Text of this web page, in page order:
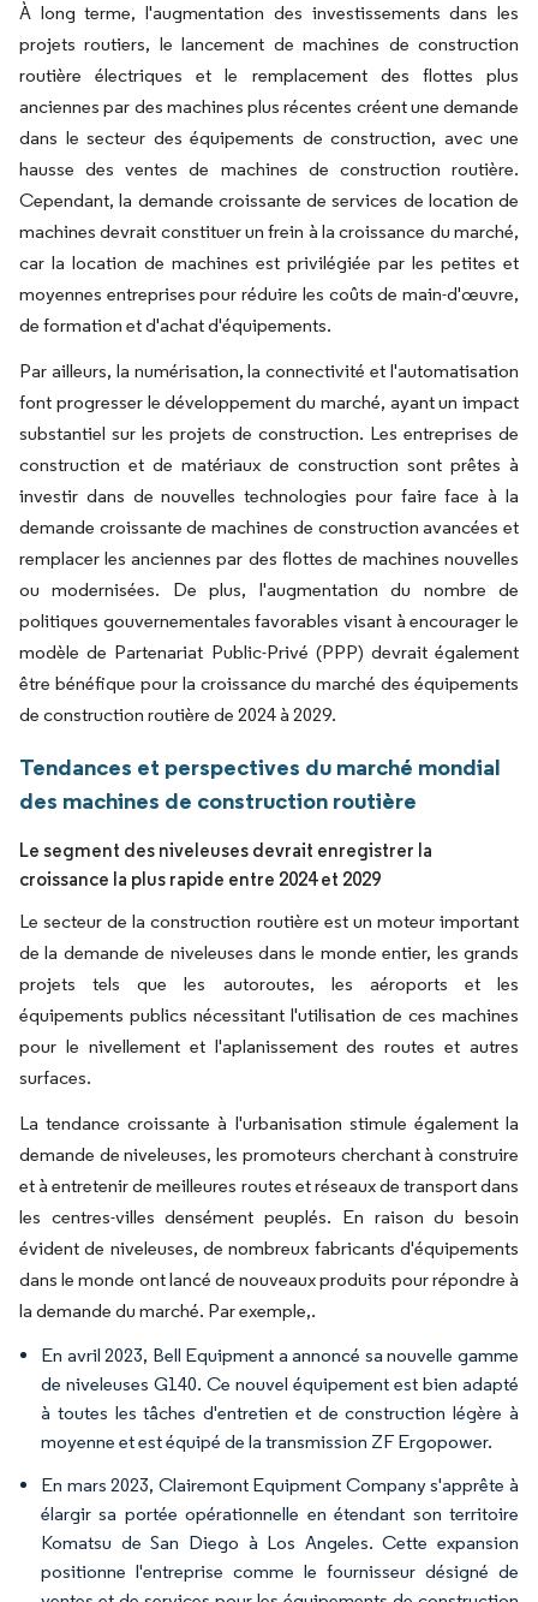
À long terme, l'augmentation des investissements dans les
projets routiers, le lancement de machines de construction
routière électriques et le remplacement des flottes plus
anciennes par des machines plus récentes créent une demande
dans le secteur des équipements de construction, avec une
hausse des ventes de machines de construction routière.
Cependant, la demande croissante de services de location de
machines devrait constituer un frein à la croissance du marché,
car la location de machines est privilégiée par les petites et
moyennes entreprises pour réduire les coûts de main-d'œuvre,
de formation et d'achat d'équipements.
Par ailleurs, la numérisation, la connectivité et l'automatisation
font progresser le développement du marché, ayant un impact
substantiel sur les projets de construction. Les entreprises de
construction et de matériaux de construction sont prêtes à
investir dans de nouvelles technologies pour faire face à la
demande croissante de machines de construction avancées et
remplacer les anciennes par des flottes de machines nouvelles
ou modernisées. De plus, l'augmentation du nombre de
politiques gouvernementales favorables visant à encourager le
modèle de Partenariat Public-Privé (PPP) devrait également
être bénéfique pour la croissance du marché des équipements
de construction routière de 2024 à 2029.
Tendances et perspectives du marché mondial
des machines de construction routière
Le segment des niveleuses devrait enregistrer la
croissance la plus rapide entre 2024 et 2029
Le secteur de la construction routière est un moteur important
de la demande de niveleuses dans le monde entier, les grands
projets tels que les autoroutes, les aéroports et les
équipements publics nécessitant l'utilisation de ces machines
pour le nivellement et l'aplanissement des routes et autres
surfaces.
La tendance croissante à l'urbanisation stimule également la
demande de niveleuses, les promoteurs cherchant à construire
et à entretenir de meilleures routes et réseaux de transport dans
les centres-villes densément peuplés. En raison du besoin
évident de niveleuses, de nombreux fabricants d'équipements
dans le monde ont lancé de nouveaux produits pour répondre à
la demande du marché. Par exemple,.
En avril 2023, Bell Equipment a annoncé sa nouvelle gamme
de niveleuses G140. Ce nouvel équipement est bien adapté
à toutes les tâches d'entretien et de construction légère à
moyenne et est équipé de la transmission ZF Ergopower.
En mars 2023, Clairemont Equipment Company s'apprête à
élargir sa portée opérationnelle en étendant son territoire
Komatsu de San Diego à Los Angeles. Cette expansion
positionne l'entreprise comme le fournisseur désigné de